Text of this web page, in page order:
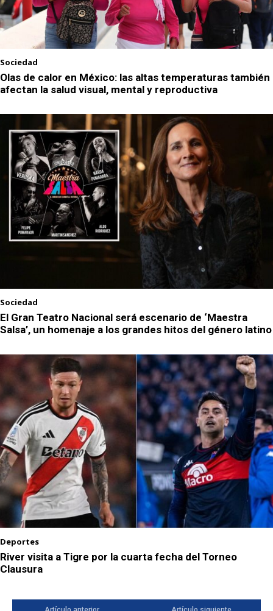
Sociedad
Olas de calor en México: las altas temperaturas también
afectan la salud visual, mental y reproductiva
Sociedad
El Gran Teatro Nacional será escenario de ‘Maestra
Salsa’, un homenaje a los grandes hitos del género latino
Deportes
River visita a Tigre por la cuarta fecha del Torneo
Clausura